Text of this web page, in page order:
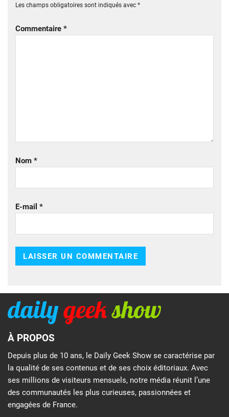
Les champs obligatoires sont indiqués avec *
Commentaire *
Nom *
E-mail *
À PROPOS
Depuis plus de 10 ans, le Daily Geek Show se caractérise par
la qualité de ses contenus et de ses choix éditoriaux. Avec
ses millions de visiteurs mensuels, notre média réunit l’une
des communautés les plus curieuses, passionnées et
engagées de France.